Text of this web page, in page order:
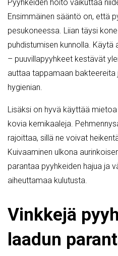
Pyyhkeiden hoito vaikuttaa
Ensimmäinen sääntö on, että
pesukoneessa. Liian täysi
puhdistumisen kunnolla.
– puuvillapyyhkeet kestävät
auttaa tappamaan
hygienian.
Lisäksi on hyvä käyttää
kovia kemikaaleja.
rajoittaa, sillä ne voivat
Kuivaaminen ulkona
parantaa pyyhkeiden hajua ja
aiheuttamaa kulutusta.
Vinkkejä
laadun